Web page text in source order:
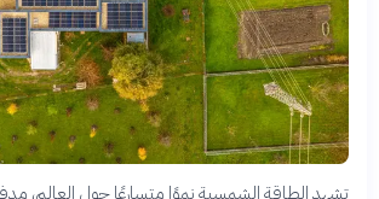
تشهد الطاقة الشمسية نموًا متسارعًا حول العالم،